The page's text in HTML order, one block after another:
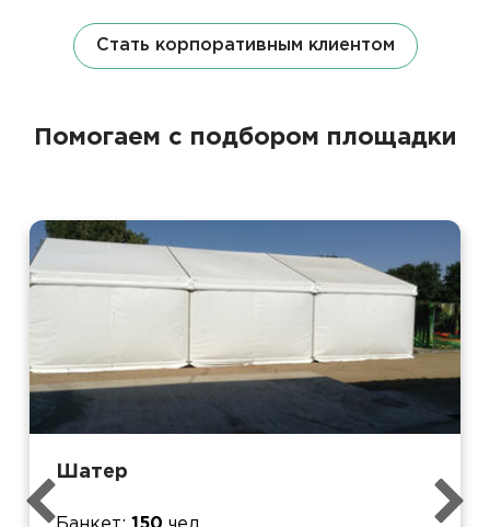
Стать корпоративным клиентом
Помогаем с подбором площадки
Шатер
Банкет 150 чел.